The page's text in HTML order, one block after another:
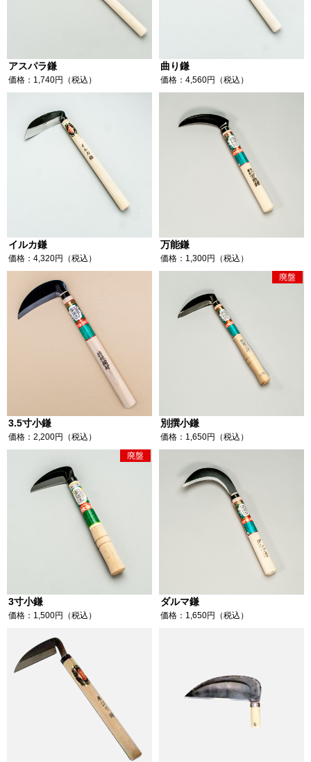
アスパラ鎌
価格：1,740円（税込）
曲り鎌
価格：4,560円（税込）
イルカ鎌
価格：4,320円（税込）
万能鎌
価格：1,300円（税込）
3.5寸小鎌
価格：2,200円（税込）
別撰小鎌
価格：1,650円（税込）
廃盤
3寸小鎌
価格：1,500円（税込）
廃盤
ダルマ鎌
価格：1,650円（税込）